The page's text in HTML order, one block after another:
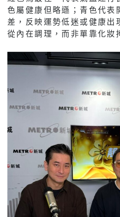
色屬健康但略遜；青色代表
差，反映運勢低迷或健康出
從內在調理，而非單靠化妝